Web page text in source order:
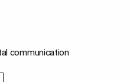
communication